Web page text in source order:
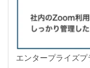
エンタープライズ